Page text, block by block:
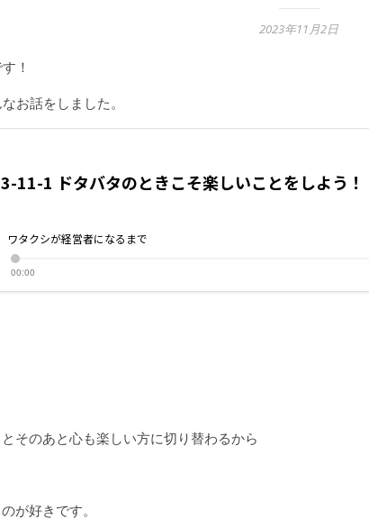
2023年11月2日
！
お話をしました。
そのあと心も楽しい方に切り替わるから
が好きです。